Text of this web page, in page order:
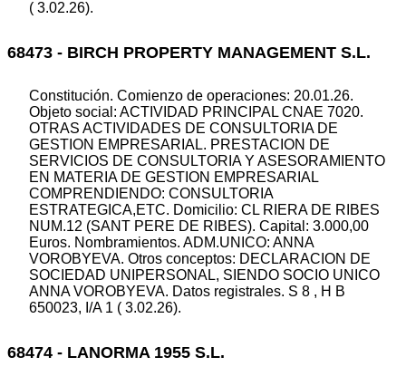
( 3.02.26).
68473 - BIRCH PROPERTY MANAGEMENT S.L.
Constitución. Comienzo de operaciones: 20.01.26.
Objeto social: ACTIVIDAD PRINCIPAL CNAE 7020.
OTRAS ACTIVIDADES DE CONSULTORIA DE
GESTION EMPRESARIAL. PRESTACION DE
SERVICIOS DE CONSULTORIA Y ASESORAMIENTO
EN MATERIA DE GESTION EMPRESARIAL
COMPRENDIENDO: CONSULTORIA
ESTRATEGICA,ETC. Domicilio: CL RIERA DE RIBES
NUM.12 (SANT PERE DE RIBES). Capital: 3.000,00
Euros. Nombramientos. ADM.UNICO: ANNA
VOROBYEVA. Otros conceptos: DECLARACION DE
SOCIEDAD UNIPERSONAL, SIENDO SOCIO UNICO
ANNA VOROBYEVA. Datos registrales. S 8 , H B
650023, I/A 1 ( 3.02.26).
68474 - LANORMA 1955 S.L.